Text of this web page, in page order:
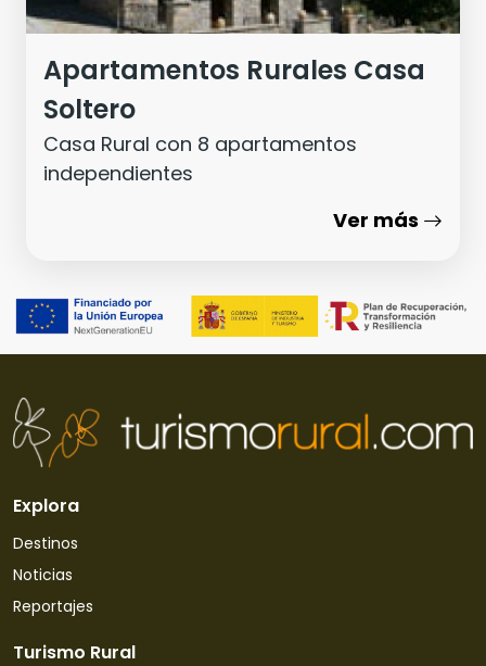
Apartamentos Rurales Casa
Soltero
Casa Rural con 8 apartamentos
independientes
Ver más
Explora
Destinos
Noticias
Reportajes
Turismo Rural